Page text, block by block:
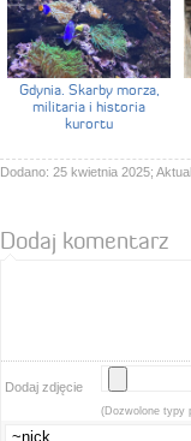
Gdynia. Skarby morza,
militaria i historia
kurortu
Dodano: 25 kwietnia 2025;
Dodaj komentarz
Dodaj zdjęcie
(Dozwolone typy